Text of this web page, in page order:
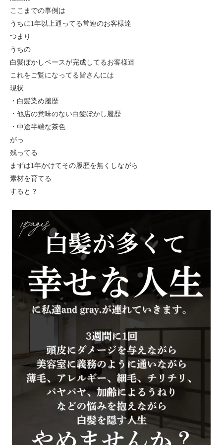
ここまでの事例は
うちに1年以上通ってる常連のお客様達
つまり
うちの
白髪ぼかしベースが完成してるお客様達
これをご覧になってる皆さんには
現状
・白髪染め履歴
・他店の意味のない白髪ぼかし履歴
・中途半端な茶色
がっ
残ってる
まずは1年かけてその履歴を無くしながら
素材を育てる
すると？